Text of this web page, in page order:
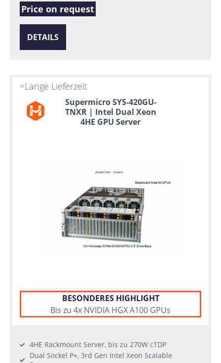
Price on request
DETAILS
Lange Lieferzeit
Supermicro SYS-420GU-
TNXR | Intel Dual Xeon
4HE GPU Server
BESONDERES HIGHLIGHT
Bis zu 4x NVIDIA HGX A100 GPUs
4HE Rackmount Server, bis zu 270W cTDP
Dual Sockel P+, 3rd Gen Intel Xeon Scalable